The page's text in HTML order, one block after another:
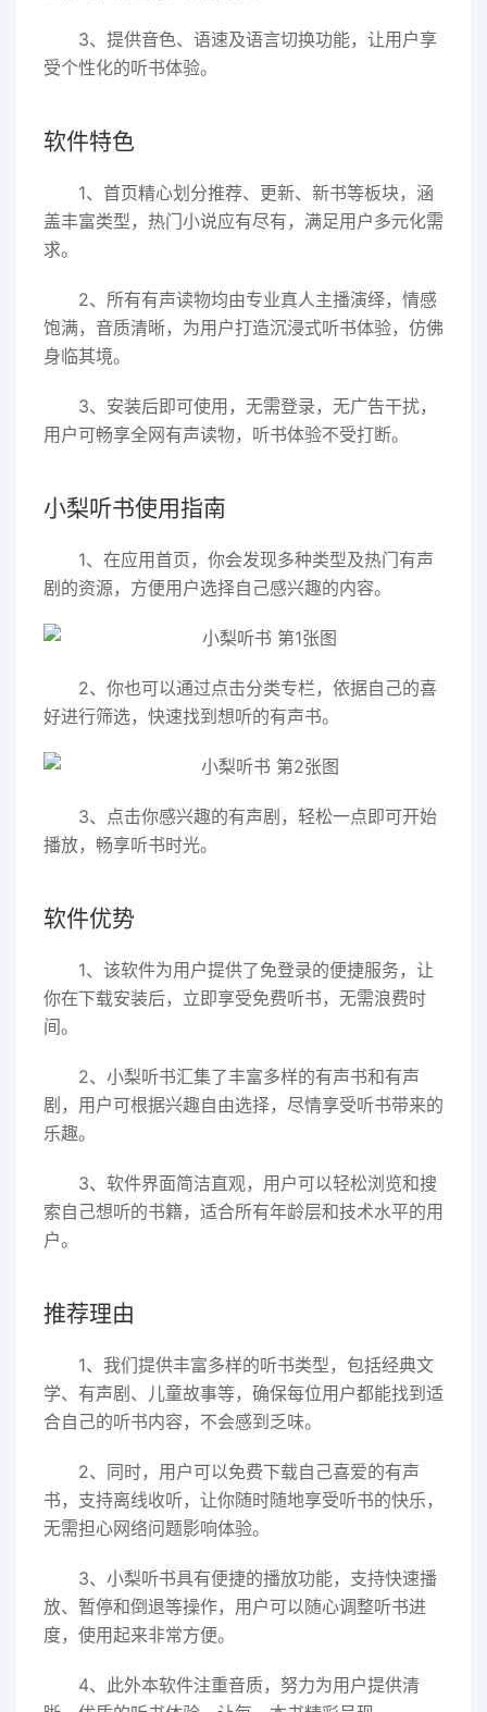
3、提供音色、语速及语言切换功能，让用户享
受个性化的听书体验。
软件特色
1、首页精心划分推荐、更新、新书等板块，涵
盖丰富类型，热门小说应有尽有，满足用户多元化需
求。
2、所有有声读物均由专业真人主播演绎，情感
饱满，音质清晰，为用户打造沉浸式听书体验，仿佛
身临其境。
3、安装后即可使用，无需登录，无广告干扰，
用户可畅享全网有声读物，听书体验不受打断。
小梨听书使用指南
1、在应用首页，你会发现多种类型及热门有声
剧的资源，方便用户选择自己感兴趣的内容。
2、你也可以通过点击分类专栏，依据自己的喜
好进行筛选，快速找到想听的有声书。
3、点击你感兴趣的有声剧，轻松一点即可开始
播放，畅享听书时光。
软件优势
1、该软件为用户提供了免登录的便捷服务，让
你在下载安装后，立即享受免费听书，无需浪费时
间。
2、小梨听书汇集了丰富多样的有声书和有声
剧，用户可根据兴趣自由选择，尽情享受听书带来的
乐趣。
3、软件界面简洁直观，用户可以轻松浏览和搜
索自己想听的书籍，适合所有年龄层和技术水平的用
户。
推荐理由
1、我们提供丰富多样的听书类型，包括经典文
学、有声剧、儿童故事等，确保每位用户都能找到适
合自己的听书内容，不会感到乏味。
2、同时，用户可以免费下载自己喜爱的有声
书，支持离线收听，让你随时随地享受听书的快乐，
无需担心网络问题影响体验。
3、小梨听书具有便捷的播放功能，支持快速播
放、暂停和倒退等操作，用户可以随心调整听书进
度，使用起来非常方便。
4、此外本软件注重音质，努力为用户提供清